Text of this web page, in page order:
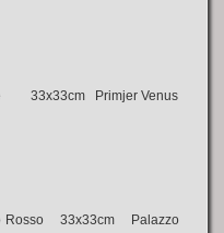
Primjer Venus
33x33cm Palazzo